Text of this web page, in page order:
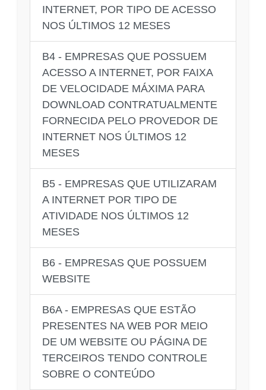
INTERNET, POR TIPO DE ACESSO
NOS ÚLTIMOS 12 MESES
B4 - EMPRESAS QUE POSSUEM
ACESSO A INTERNET, POR FAIXA
DE VELOCIDADE MÁXIMA PARA
DOWNLOAD CONTRATUALMENTE
FORNECIDA PELO PROVEDOR DE
INTERNET NOS ÚLTIMOS 12
MESES
B5 - EMPRESAS QUE UTILIZARAM
A INTERNET POR TIPO DE
ATIVIDADE NOS ÚLTIMOS 12
MESES
B6 - EMPRESAS QUE POSSUEM
WEBSITE
B6A - EMPRESAS QUE ESTÃO
PRESENTES NA WEB POR MEIO
DE UM WEBSITE OU PÁGINA DE
TERCEIROS TENDO CONTROLE
SOBRE O CONTEÚDO